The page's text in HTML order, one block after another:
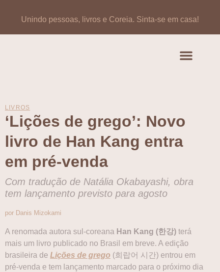
Unindo pessoas, livros e Coreia. Sinta-se em casa!
LIVROS
‘Lições de grego’: Novo
livro de Han Kang entra
em pré-venda
Com tradução de Natália Okabayashi, obra
tem lançamento previsto para agosto
por Danis Mizokami
A renomada autora sul-coreana Han Kang (한강) terá
mais um livro publicado no Brasil em breve. A edição
brasileira de Lições de grego (희랍어 시간) entrou em
pré-venda e tem lançamento marcado para o próximo dia